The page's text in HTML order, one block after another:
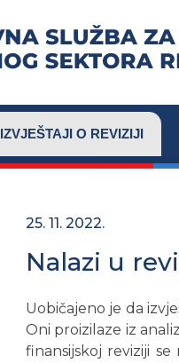
IZVJEŠTAJI O REVIZIJI
25. 11. 2022.
Nalazi u
Uobičajeno je da
Oni proizilaze iz
finansijskoj reviziji